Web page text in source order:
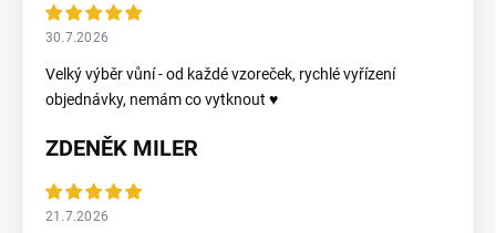
30.7.2026
Velký výběr vůní - od každé vzoreček, rychlé vyřízení
objednávky, nemám co vytknout ♥️
ZDENĚK MILER
21.7.2026